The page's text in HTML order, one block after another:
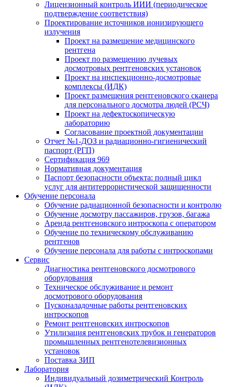
Лицензионный контроль ИИИ (периодическое
подтверждение соответствия)
Проектирование источников ионизирующего
излучения
Проект на размещение медицинского
рентгена
Проект по размещению лучевых
досмотровых рентгеновских установок
Проект на инспекционно-досмотровые
комплексы (ИДК)
Проект размещения рентгеновского сканера
для персонального досмотра людей (РСЧ)
Проект на дефектоскопическую
лабораторию
Согласование проектной документации
Отчет №1-ДОЗ и радиационно-гигиенический
паспорт (РГП)
Сертификация 969
Нормативная документация
Паспорт безопасности объекта: полный цикл
услуг для антитеррористической защищенности
Обучение персонала
Обучение радиационной безопасности и контролю
Обучение досмотру пассажиров, грузов, багажа
Аренда рентгеновского интроскопа с оператором
Обучение по техническому обслуживанию
рентгенов
Обучение персонала для работы с интроскопами
Сервис
Диагностика рентгеновского досмотрового
оборудования
Техническое обслуживание и ремонт
досмотрового оборудования
Пусконаладочные работы рентгеновских
интроскопов
Ремонт рентгеновских интроскопов
Утилизация рентгеновских трубок и генераторов
промышленных рентгенотелевизионных
установок
Поставка ЗИП
Лаборатория
Индивидуальный дозиметрический Контроль